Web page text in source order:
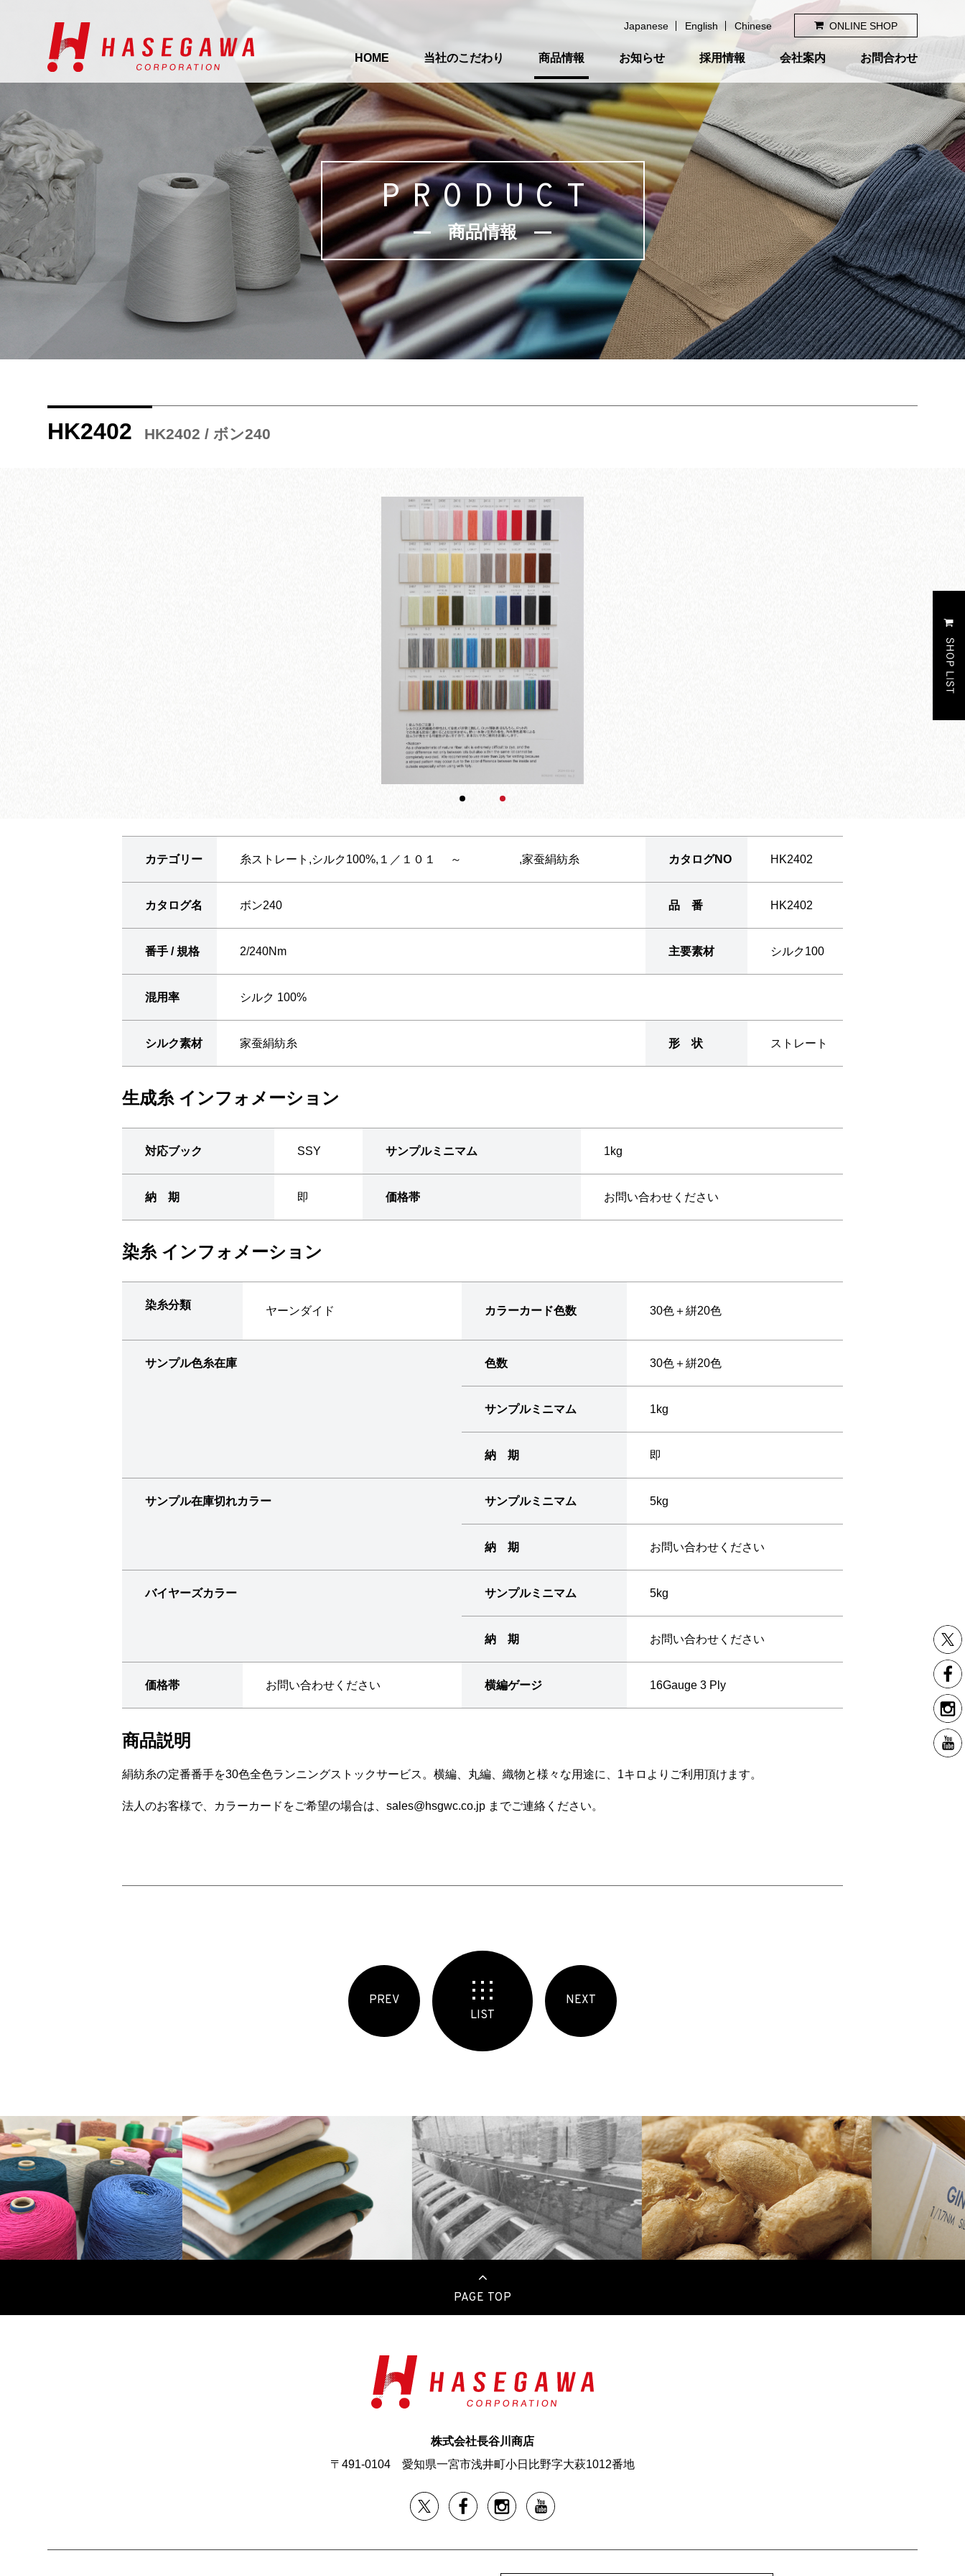
Japanese English Chinese ONLINE SHOP
HOME 当社のこだわり 商品情報 お知らせ 採用情報 会社案内 お問合わせ
PRODUCT
商品情報
HK2402 HK2402 / ボン240
カテゴリー 糸ストレート,シルク100%,１／１０１ ～ ,家蚕絹紡糸 カタログNO HK2402
カタログ名 ボン240 品 番 HK2402
番手 / 規格 2/240Nm 主要素材 シルク100
混用率 シルク 100%
シルク素材 家蚕絹紡糸 形 状 ストレート
生成糸 インフォメーション
対応ブック SSY サンプルミニマム 1kg
納 期 即 価格帯 お問い合わせください
染糸 インフォメーション
染糸分類 ヤーンダイド カラーカード色数 30色＋絣20色
サンプル色糸在庫 色数 30色＋絣20色
サンプルミニマム 1kg
納 期 即
サンプル在庫切れカラー サンプルミニマム 5kg
納 期 お問い合わせください
バイヤーズカラー サンプルミニマム 5kg
納 期 お問い合わせください
価格帯 お問い合わせください 横編ゲージ 16Gauge 3 Ply
商品説明
絹紡糸の定番番手を30色全色ランニングストックサービス。横編、丸編、織物と様々な用途に、1キロよりご利用頂けます。
法人のお客様で、カラーカードをご希望の場合は、sales@hsgwc.co.jp までご連絡ください。
PREV
LIST
NEXT
PAGE TOP
株式会社長谷川商店
〒491-0104 愛知県一宮市浅井町小日比野字大萩1012番地